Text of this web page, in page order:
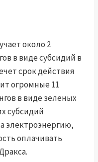
около 2
в виде субсидий в
срок действия
огромные 11
в виде зеленых
субсидий
электроэнергию,
оплачивать